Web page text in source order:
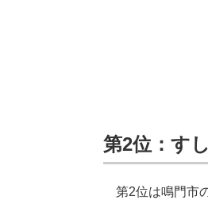
第2位：す
第2位は鳴門市